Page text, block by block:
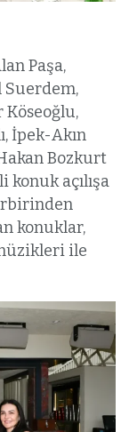
Paşa,
Köseoğlu,
İpek-Akın
Bozkurt
konuk açılışa
konuklar,
ile